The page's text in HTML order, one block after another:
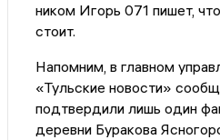
ником Игорь 071 пишет,
стоит.
Напомним, в главном
«Тульские новости»
подтвердили лишь один
деревни Буракова